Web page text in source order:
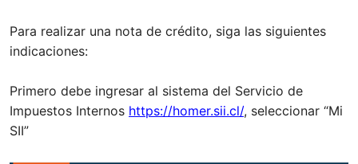
Para realizar una nota de crédito, siga las siguientes
indicaciones:
Primero debe ingresar al sistema del Servicio de
Impuestos Internos https://homer.sii.cl/, seleccionar “Mi
SII”